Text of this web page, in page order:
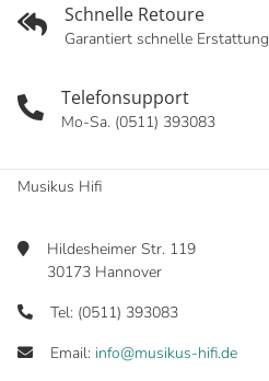
Schnelle Retoure
Garantiert schnelle Erstattung
Telefonsupport
Mo-Sa. (0511) 393083
Musikus Hifi
Hildesheimer Str. 119
30173 Hannover
Tel: (0511) 393083
Email: info@musikus-hifi.de